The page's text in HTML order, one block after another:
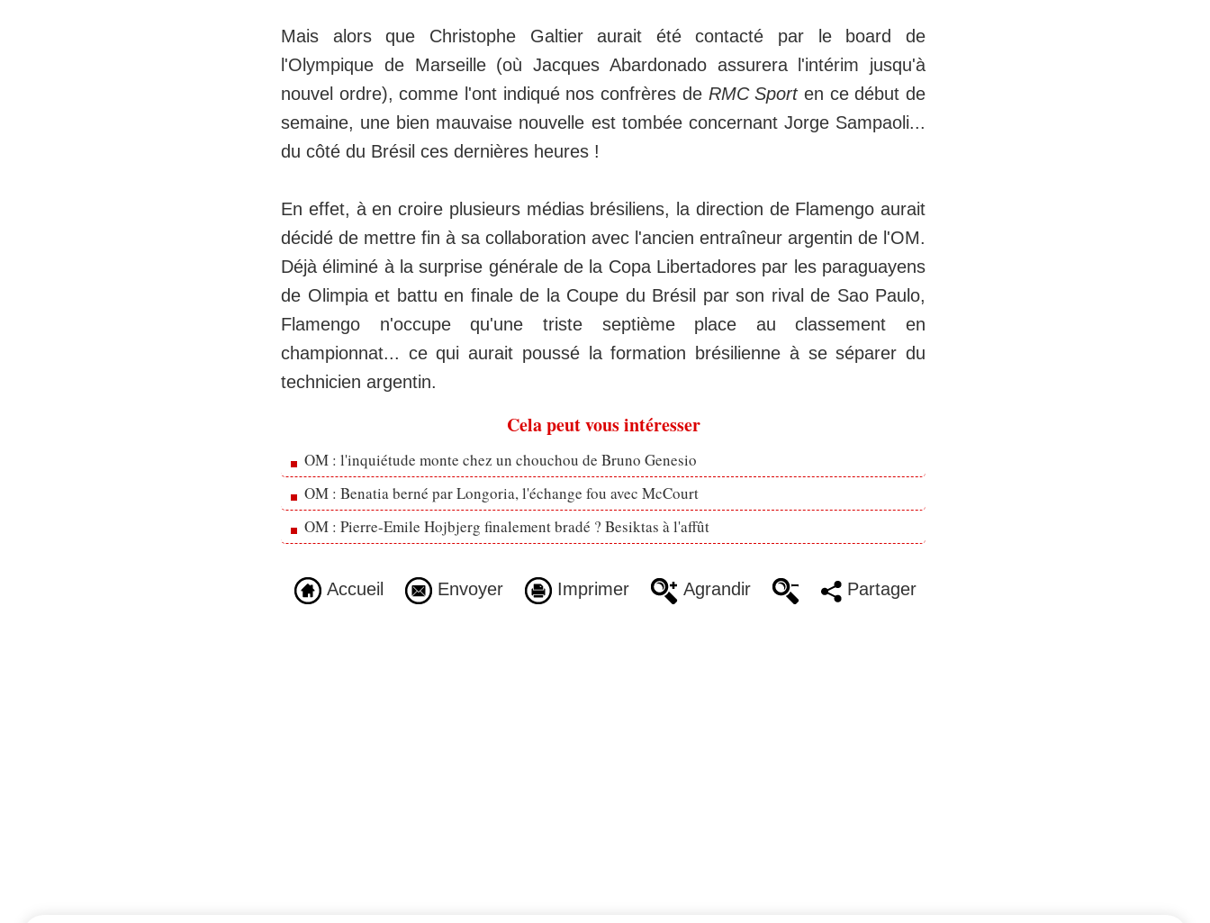
Mais alors que Christophe Galtier aurait été contacté par le board de
l'Olympique de Marseille (où Jacques Abardonado assurera l'intérim jusqu'à
nouvel ordre), comme l'ont indiqué nos confrères de RMC Sporten ce début de
semaine, une bien mauvaise nouvelle est tombée concernant Jorge Sampaoli...
du côté du Brésil ces dernières heures !
En effet, à en croire plusieurs médias brésiliens, la direction de Flamengo aurait
décidé de mettre fin à sa collaboration avec l'ancien entraîneur argentin de l'OM.
Déjà éliminé à la surprise générale de la Copa Libertadores par les paraguayens
de Olimpia et battu en finale de la Coupe du Brésil par son rival de Sao Paulo,
Flamengo n'occupe qu'une triste septième place au classement en
championnat... ce qui aurait poussé la formation brésilienne à se séparer du
technicien argentin.
Cela peut vous intéresser
OM : l'inquiétude monte chez un chouchou de Bruno Genesio
OM : Benatia berné par Longoria, l'échange fou avec McCourt
OM : Pierre-Emile Hojbjerg finalement bradé ? Besiktas à l'affût
Accueil Envoyer Imprimer Agrandir Partager